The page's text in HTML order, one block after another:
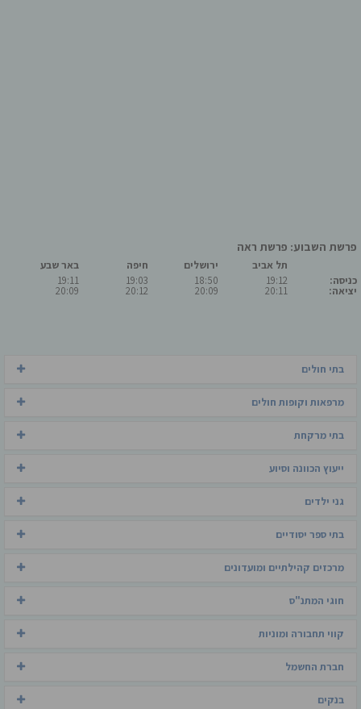
פרשת השבוע: פרשת ראה
כניסה:
יציאה:
תל אביב
19:12
20:11
ירושלים
18:50
20:09
חיפה
19:03
20:12
באר שבע
19:11
20:09
בתי חולים
מרפאות וקופות חולים
בתי מרקחת
ייעוץ הכוונה וסיוע
גני ילדים
בתי ספר יסודיים
מרכזים קהילתיים ומועדונים
חוגי המתנ"ס
קווי תחבורה ומוניות
חברת החשמל
בנקים